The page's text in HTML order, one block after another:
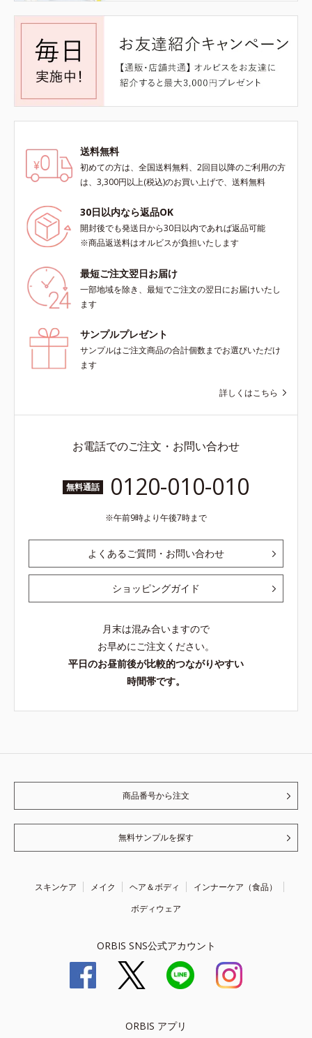
送料無料
初めての方は、全国送料無料、2回目以降のご利用の方
は、3,300円以上(税込)のお買い上げで、送料無料
30日以内なら返品OK
開封後でも発送日から30日以内であれば返品可能
※商品返送料はオルビスが負担いたします
最短ご注文翌日お届け
一部地域を除き、最短でご注文の翌日にお届けいたし
ます
サンプルプレゼント
サンプルはご注文商品の合計個数までお選びいただけ
ます
詳しくはこちら
お電話でのご注文・お問い合わせ
無料通話 0120-010-010
午前9時より午後7時まで
よくあるご質問・お問い合わせ
ショッピングガイド
月末は混み合いますので
お早めにご注文ください。
平日のお昼前後が比較的つながりやすい
時間帯です。
商品番号から注文
無料サンプルを探す
スキンケア メイク ヘア＆ボディ
インナーケア（食品）
ボディウェア
ORBIS SNS公式アカウント
ORBIS アプリ